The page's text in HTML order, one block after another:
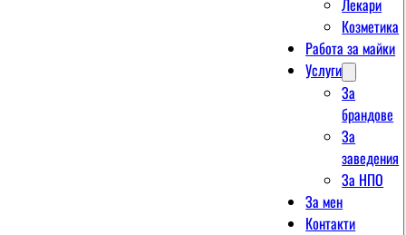
Лекари
Козметика
Работа за майки
Услуги
За
брандове
За
заведения
За НПО
За мен
Контакти